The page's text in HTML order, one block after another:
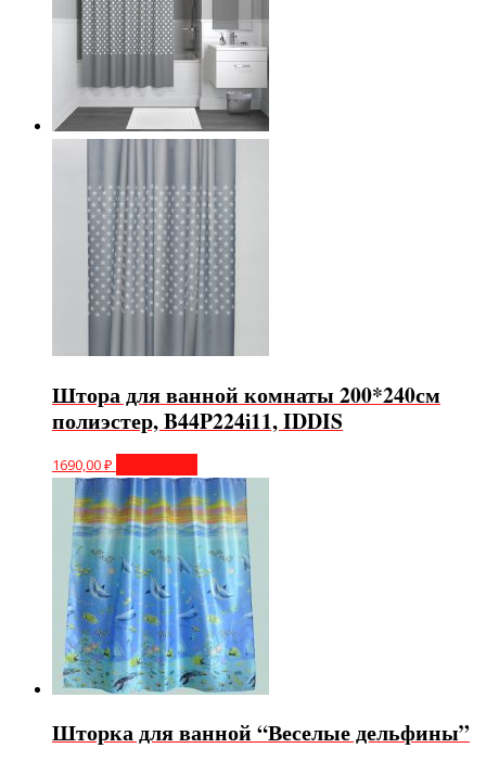
Штора для ванной комнаты 200*240см
полиэстер, B44P224i11, IDDIS
1690,00₽
Шторка для ванной “Веселые дельфины”